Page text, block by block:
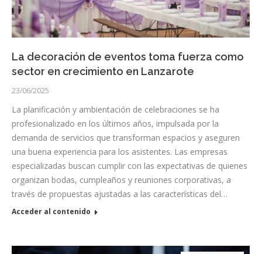
La decoración de eventos toma fuerza como
sector en crecimiento en Lanzarote
23/06/2025
La planificación y ambientación de celebraciones se ha
profesionalizado en los últimos años, impulsada por la
demanda de servicios que transforman espacios y aseguren
una buena experiencia para los asistentes. Las empresas
especializadas buscan cumplir con las expectativas de quienes
organizan bodas, cumpleaños y reuniones corporativas, a
través de propuestas ajustadas a las características del…
Acceder al contenido